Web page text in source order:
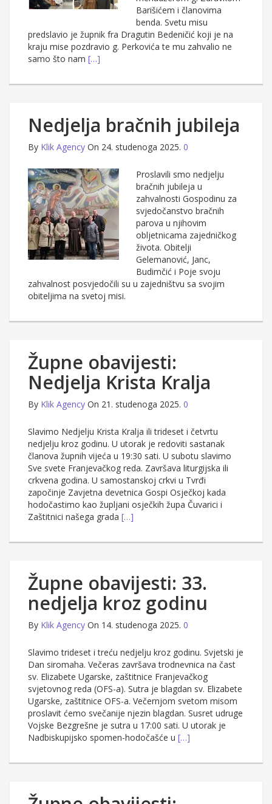
Barišićem i članovima
benda. Svetu misu
predslavio je župnik fra Dragutin Bedeničić koji je na
kraju mise pozdravio g. Perkovića te mu zahvalio ne
samo što nam […]
Nedjelja bračnih jubileja
By Klik Agency On 24. studenoga 2025. 0
Proslavili smo nedjelju
bračnih jubileja u
zahvalnosti Gospodinu za
svjedočanstvo bračnih
parova u njihovim
obljetnicama zajedničkog
života. Obitelji
Gelemanović, Janc,
Budimčić i Poje svoju
zahvalnost posvjedočili su u zajedništvu sa svojim
obiteljima na svetoj misi.
Župne obavijesti:
Nedjelja Krista Kralja
By Klik Agency On 21. studenoga 2025. 0
Slavimo Nedjelju Krista Kralja ili trideset i četvrtu
nedjelju kroz godinu. U utorak je redoviti sastanak
članova župnih vijeća u 19:30 sati. U subotu slavimo
Sve svete Franjevačkog reda. Završava liturgijska ili
crkvena godina. U samostanskoj crkvi u Tvrđi
započinje Zavjetna devetnica Gospi Osječkoj kada
hodočastimo kao župljani osječkih župa Čuvarici i
Zaštitnici našega grada […]
Župne obavijesti: 33.
nedjelja kroz godinu
By Klik Agency On 14. studenoga 2025. 0
Slavimo trideset i treću nedjelju kroz godinu. Svjetski je
Dan siromaha. Večeras završava trodnevnica na čast
sv. Elizabete Ugarske, zaštitnice Franjevačkog
svjetovnog reda (OFS-a). Sutra je blagdan sv. Elizabete
Ugarske, zaštitnice OFS-a. Večernjom svetom misom
proslavit ćemo svečanije njezin blagdan. Susret udruge
Vojske Bezgrešne je sutra u 17:00 sati. U utorak je
Nadbiskupijsko spomen-hodočašće u […]